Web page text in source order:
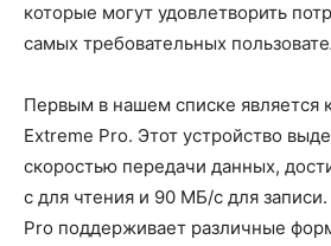
которые могут удовлетворить
самых требовательных
Первым в нашем списке является
Extreme Pro. Этот устройство
скоростью передачи данных,
с для чтения и 90 МБ/с для
Pro поддерживает различные